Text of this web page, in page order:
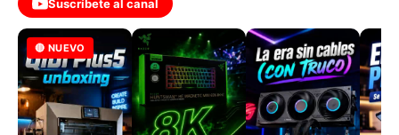
Suscríbete al canal
🔴 NUEVO